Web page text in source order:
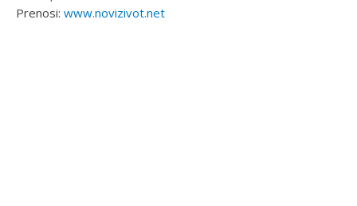
Prenosi: www.novizivot.net